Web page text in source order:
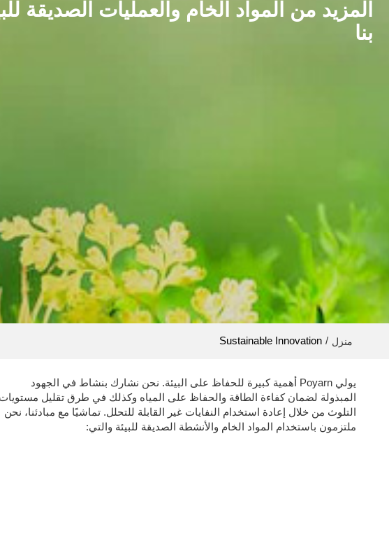
المزيد من المواد الخام والعمليات
بنا
منزل /
Sustainable Innovation
يولي Poyarn أهمية كبيرة للحفاظ على البيئة. نحن نشارك بنشاط في الجهود
المبذولة لضمان كفاءة الطاقة والحفاظ على المياه وكذلك في طرق تقليل مستويات
التلوث من خلال إعادة استخدام النفايات غير القابلة للتحلل. تماشيًا مع مبادئنا، نحن
ملتزمون باستخدام المواد الخام والأنشطة الصديقة للبيئة والتي: